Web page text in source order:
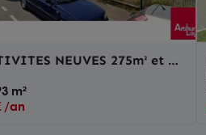
NEUVES 275m² et +
m²
/an